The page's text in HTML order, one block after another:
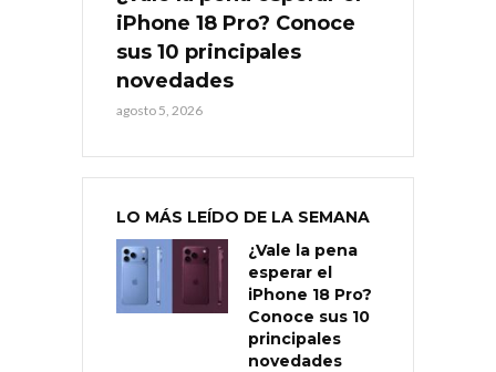
iPhone 18 Pro? Conoce
sus 10 principales
novedades
agosto 5, 2026
LO MÁS LEÍDO DE LA SEMANA
¿Vale la pena
esperar el
iPhone 18 Pro?
Conoce sus 10
principales
novedades